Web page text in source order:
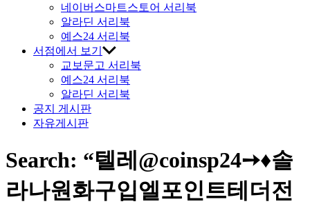
네이버스마트스토어 서리북
알라딘 서리북
예스24 서리북
서점에서 보기
교보문고 서리북
예스24 서리북
알라딘 서리북
공지 게시판
자유게시판
Search: “텔레@coinsp24➙♦솔
라나원화구입엘포인트테더전